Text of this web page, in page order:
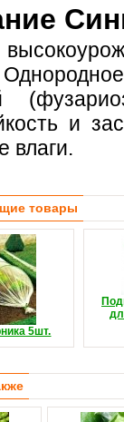
и
влаги.
товары
5шт.